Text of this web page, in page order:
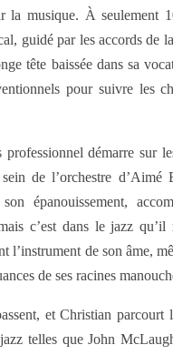
la musique. À seulement
guidé par les accords de
tête baissée dans sa
pour suivre les
professionnel démarre sur
de l’orchestre d’Aimé
épanouissement,
c’est dans le jazz
l’instrument de son âme,
de ses racines
et Christian parcourt
telles que John